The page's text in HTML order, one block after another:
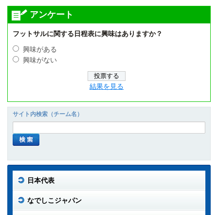
アンケート
フットサルに関する日程表に興味はありますか？
興味がある
興味がない
結果を見る
サイト内検索（チーム名）
日本代表
なでしこジャパン